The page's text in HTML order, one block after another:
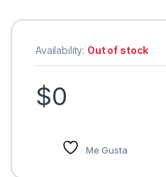
Availability: Out of stock
$0
Me Gusta